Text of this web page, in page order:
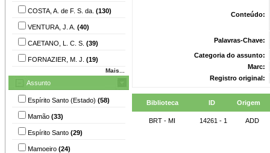
COSTA, A. de F. S. da. (130)
VENTURA, J. A. (40)
CAETANO, L. C. S. (39)
FORNAZIER, M. J. (19)
Mais...
Assunto
Espírito Santo (Estado) (58)
Mamão (33)
Espírito Santo (29)
Mamoeiro (24)
Conteúdo:
Palavras-Chave:
Categoria do assunto:
Marc:
Registro original:
Biblioteca ID Origem
BRT - MI 14261 - 1 ADD